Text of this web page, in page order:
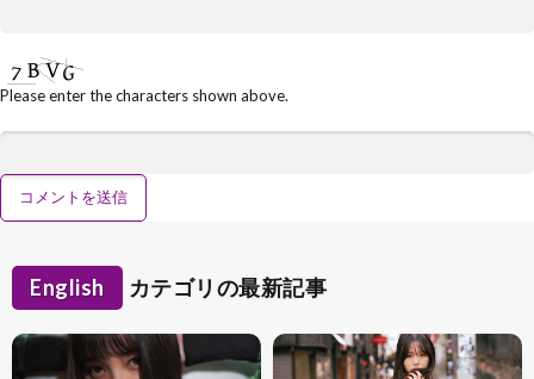
Please enter the characters shown above.
English カテゴリの最新記事